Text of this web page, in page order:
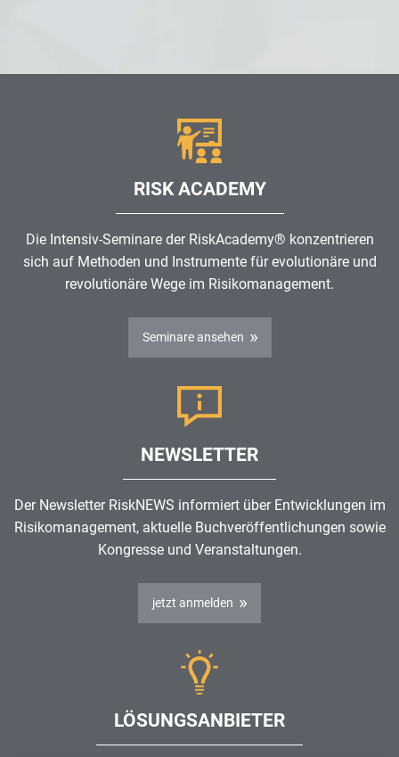
RISK ACADEMY
Die Intensiv-Seminare der RiskAcademy® konzentrieren
sich auf Methoden und Instrumente für evolutionäre und
revolutionäre Wege im Risikomanagement.
Seminare ansehen
NEWSLETTER
Der Newsletter RiskNEWS informiert über Entwicklungen im
Risikomanagement, aktuelle Buchveröffentlichungen sowie
Kongresse und Veranstaltungen.
jetzt anmelden
LÖSUNGSANBIETER